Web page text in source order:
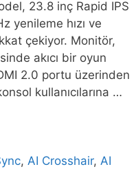
23.8 inç Rapid IPS
yenileme hızı ve
çekiyor. Monitör,
akıcı bir oyun
2.0 portu üzerinden
kullanıcılarına …
,AI Crosshair,AI